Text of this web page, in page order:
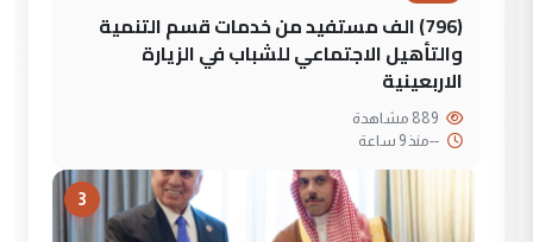
(796) الف مستفيد من خدمات قسم التنمية
والتأهيل الاجتماعي للشباب في الزيارة
الاربعينية
--منذ 9 ساعة
3